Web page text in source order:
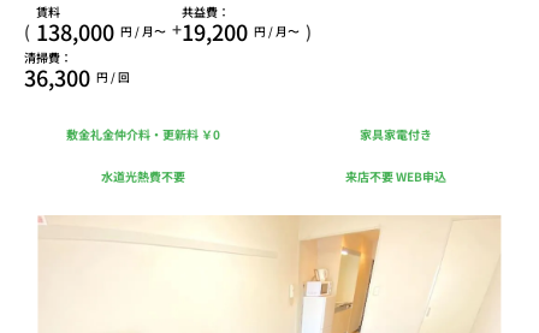
(
賃料
138,000 円 / 月〜 +
共益費：
19,200 円 / 月〜 )
清掃費：
36,300 円 / 回
敷金礼金仲介料・更新料 ￥0 家具家電付き
水道光熱費不要 来店不要 WEB申込